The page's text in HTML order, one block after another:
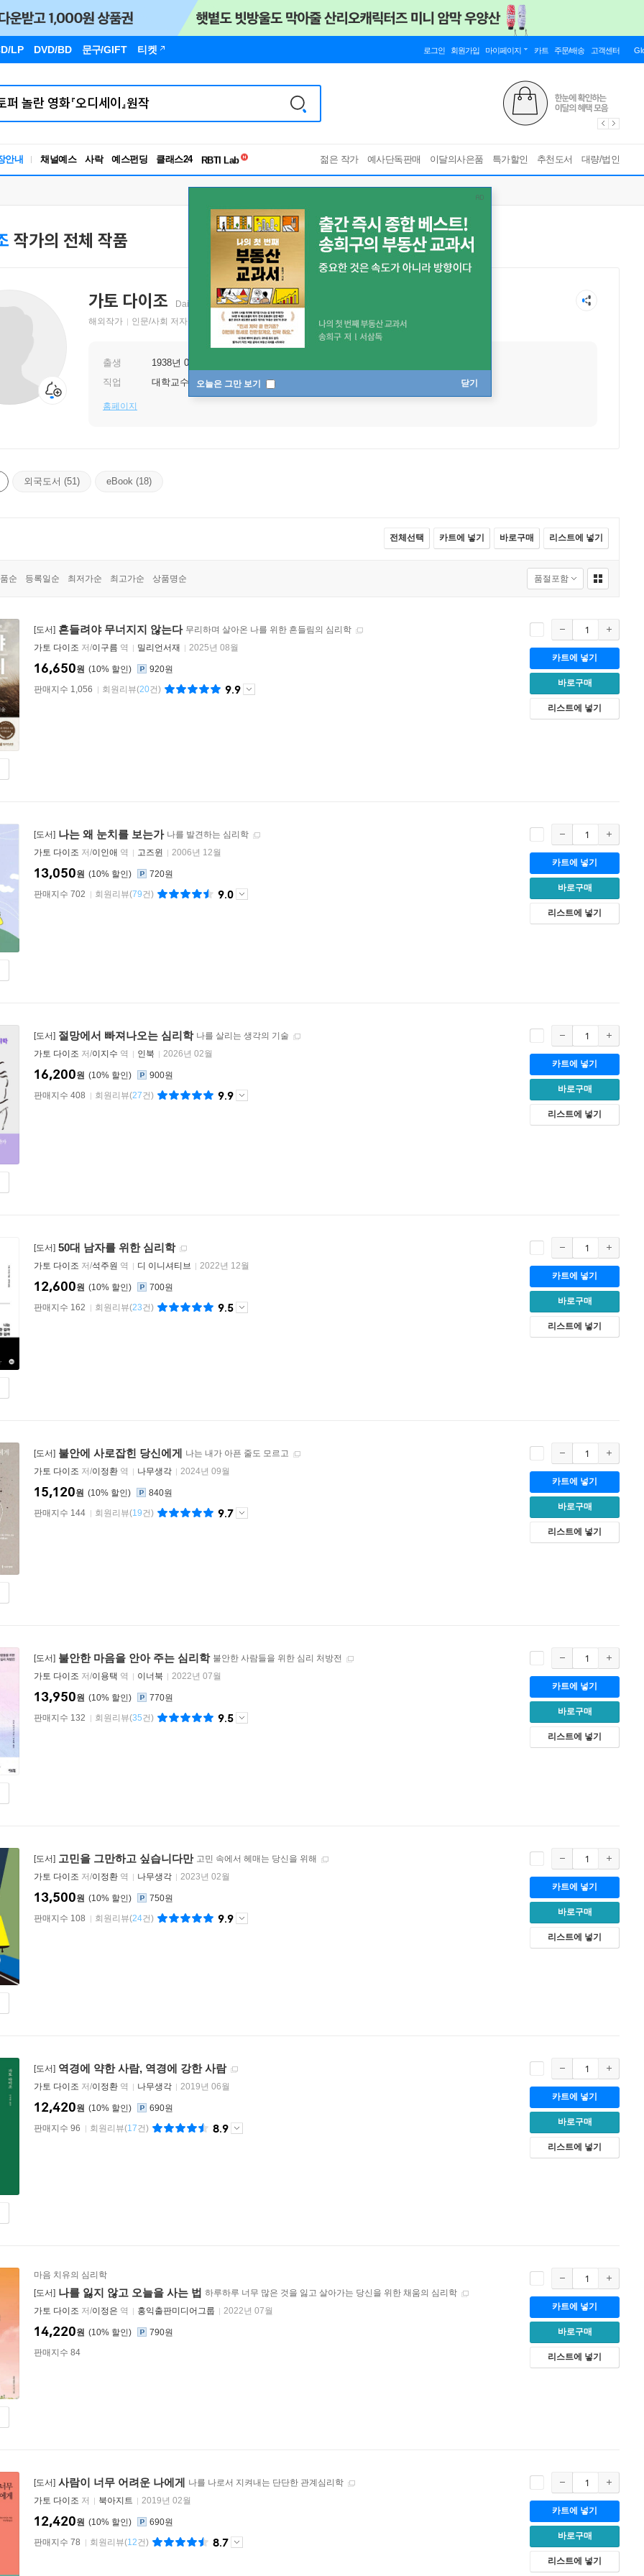
LP DVD/BD 문구/GIFT 티켓 로그인 회원가입 마이페이지 카트 주문/배송 고객센터
안내 채널예스 사락 예스펀딩 클래스24
RBTI Lab
독서유형검사
젊은 작가 예사단독판매 이달의사은품 특가할인 추천도서 대량/법인
오늘은 그만 보기 닫기
작가의 전체 작품
가토 다이조 Daizo Kato かとう たいぞう
加藤 諦三
해외작가
인문/사회 저자
출생 1938년 01월 26일
직업
대학교수
홈페이지
외국도서 (51) eBook (18)
전체선택 카트에 넣기 바로구매 리스트에 넣기
순 등록일순 최저가순 최고가순 상품명순
[도서] 흔들려야 무너지지 않는다 무리하며 살아온 나를 위한 흔들림의 심리학
가토 다이조 저/이구름 역 밀리언서재 2025년 08월
10%
16,650원
920원
판매지수 1,056
회원리뷰(20건) 9.9
카트에 넣기
바로구매
리스트에 넣기
[도서] 나는 왜 눈치를 보는가 나를 발견하는 심리학
가토 다이조 저/이인애 역 고즈윈 2006년 12월
10%
13,050원
720원
판매지수 702
회원리뷰(79건) 9.0
카트에 넣기
바로구매
리스트에 넣기
[도서] 절망에서 빠져나오는 심리학 나를 살리는 생각의 기술
가토 다이조 저/이지수 역 인북 2026년 02월
10%
16,200원
900원
판매지수 408
회원리뷰(27건) 9.9
카트에 넣기
바로구매
리스트에 넣기
[도서] 50대 남자를 위한 심리학
가토 다이조 저/석주원 역 디 이니셔티브 2022년 12월
10%
12,600원
700원
판매지수 162
회원리뷰(23건) 9.5
카트에 넣기
바로구매
리스트에 넣기
[도서] 불안에 사로잡힌 당신에게 나는 내가 아픈 줄도 모르고
가토 다이조 저/이정환 역 나무생각 2024년 09월
10%
15,120원
840원
판매지수 144
회원리뷰(19건) 9.7
카트에 넣기
바로구매
리스트에 넣기
[도서] 불안한 마음을 안아 주는 심리학 불안한 사람들을 위한 심리 처방전
가토 다이조 저/이용택 역 이너북 2022년 07월
10%
13,950원
770원
판매지수 132
회원리뷰(35건) 9.5
카트에 넣기
바로구매
리스트에 넣기
[도서] 고민을 그만하고 싶습니다만 고민 속에서 헤매는 당신을 위해
가토 다이조 저/이정환 역 나무생각 2023년 02월
10%
13,500원
750원
판매지수 108
회원리뷰(24건) 9.9
카트에 넣기
바로구매
리스트에 넣기
[도서] 역경에 약한 사람, 역경에 강한 사람
가토 다이조 저/이정환 역 나무생각 2019년 06월
10%
12,420원
690원
판매지수 96
회원리뷰(17건) 8.9
카트에 넣기
바로구매
리스트에 넣기
마음 치유의 심리학
[도서] 나를 잃지 않고 오늘을 사는 법 하루하루 너무 많은 것을 잃고 살아가는 당신을 위한 채움의 심리학
가토 다이조 저/이정은 역 홍익출판미디어그룹 2022년 07월
10%
14,220원
790원
판매지수 84
카트에 넣기
바로구매
리스트에 넣기
[도서] 사람이 너무 어려운 나에게 나를 나로서 지켜내는 단단한 관계심리학
가토 다이조 저 북아지트 2019년 02월
10%
12,420원
690원
판매지수 78
회원리뷰(12건) 8.7
카트에 넣기
바로구매
리스트에 넣기